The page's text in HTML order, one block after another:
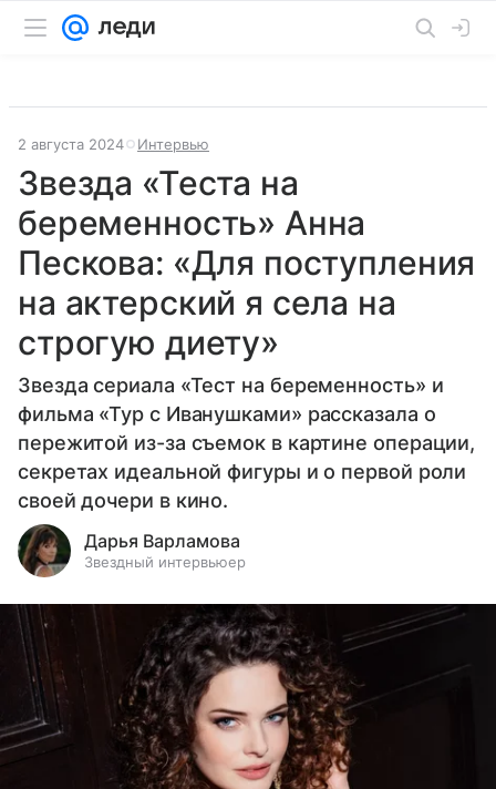
2 августа 2024 Интервью
Звезда «Теста на
беременность» Анна
Пескова: «Для поступления
на актерский я села на
строгую диету»
Звезда сериала «Тест на беременность» и
фильма «Тур с Иванушками» рассказала о
пережитой из-за съемок в картине операции,
секретах идеальной фигуры и о первой роли
своей дочери в кино.
Дарья Варламова
Звездный интервьюер